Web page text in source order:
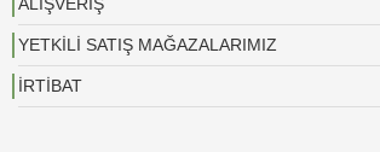
YETKİLİ SATIŞ MAĞAZALARIMIZ
İRTİBAT